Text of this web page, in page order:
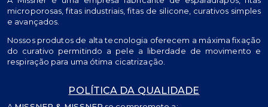
microporosas, fitas industriais, fitas de silicone, curativos simples
e avançados.
Nossos produtos de alta tecnologia oferecem a máxima fixação
do curativo permitindo a pele a liberdade de movimento e
respiração para uma ótima cicatrização.
POLÍTICA DA QUALIDADE